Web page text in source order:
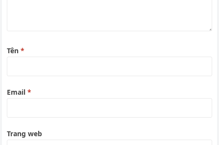
Tên*
Email*
Trang web